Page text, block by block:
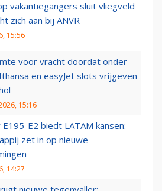
vakantiegangers sluit vliegveld
zich aan bij ANVR
15:56
voor vracht doordat onder
en easyJet slots vrijgeven
15:16
E2 biedt LATAM kansen:
zet in op nieuwe
14:27